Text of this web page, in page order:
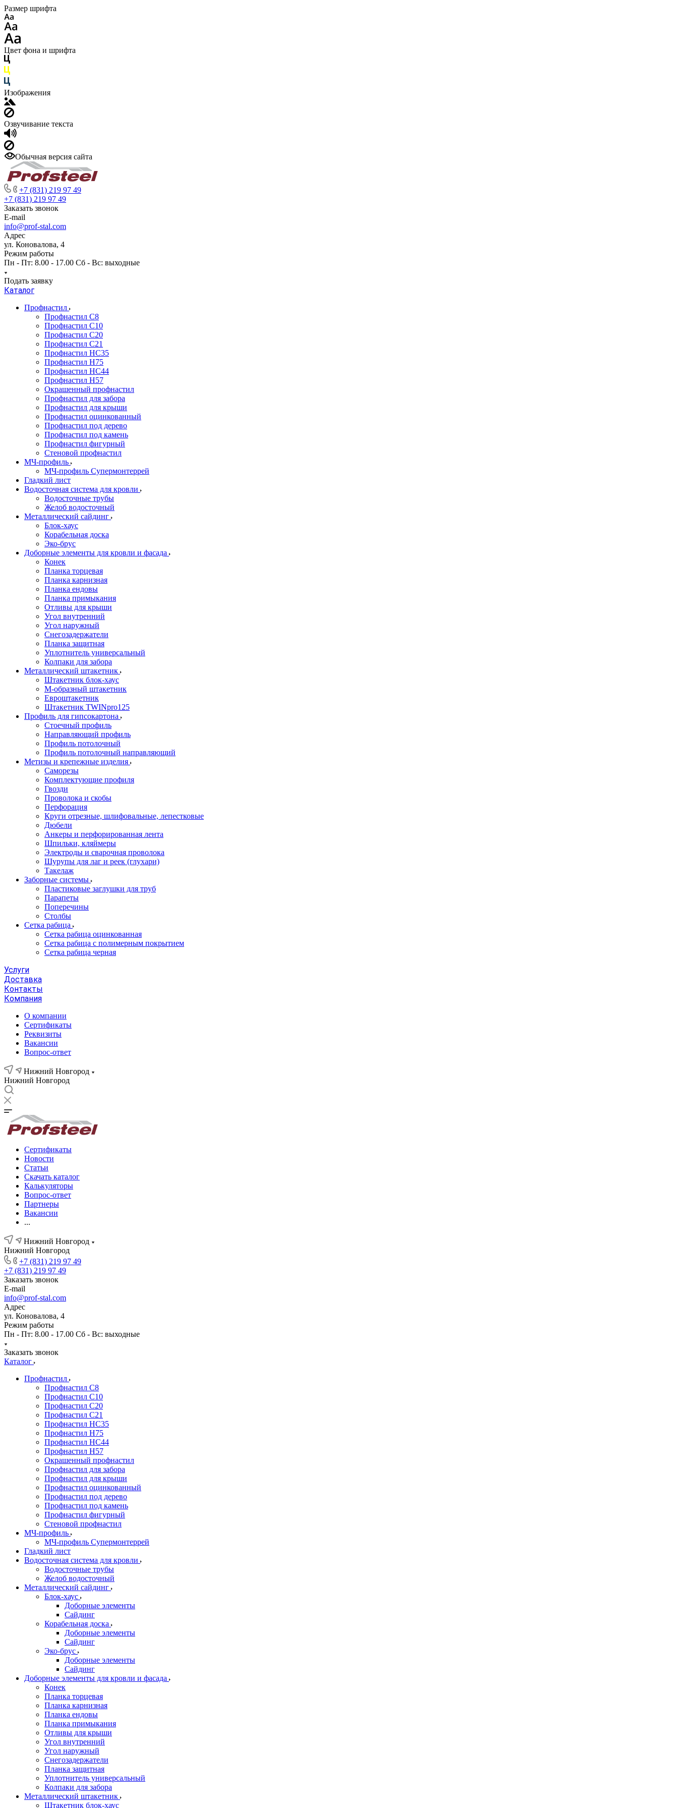
Размер шрифта
Цвет фона и шрифта
Изображения
Озвучивание текста
Обычная версия сайта
+7 (831) 219 97 49
+7 (831) 219 97 49
Заказать звонок
E-mail
info@prof-stal.com
Адрес
ул. Коновалова, 4
Режим работы
Пн - Пт: 8.00 - 17.00 Сб - Вс: выходные
Подать заявку
Каталог
Профнастил
Профнастил С8
Профнастил С10
Профнастил С20
Профнастил С21
Профнастил НС35
Профнастил Н75
Профнастил HC44
Профнастил Н57
Окрашенный профнастил
Профнастил для забора
Профнастил для крыши
Профнастил оцинкованный
Профнастил под дерево
Профнастил под камень
Профнастил фигурный
Стеновой профнастил
МЧ-профиль
МЧ-профиль Супермонтеррей
Гладкий лист
Водосточная система для кровли
Водосточные трубы
Желоб водосточный
Металлический сайдинг
Блок-хаус
Корабельная доска
Эко-брус
Доборные элементы для кровли и фасада
Конек
Планка торцевая
Планка карнизная
Планка ендовы
Планка примыкания
Отливы для крыши
Угол внутренний
Угол наружный
Снегозадержатели
Планка защитная
Уплотнитель универсальный
Колпаки для забора
Металлический штакетник
Штакетник блок-хаус
М-образный штакетник
Евроштакетник
Штакетник TWINpro125
Профиль для гипсокартона
Стоечный профиль
Направляющий профиль
Профиль потолочный
Профиль потолочный направляющий
Метизы и крепежные изделия
Саморезы
Комплектующие профиля
Гвозди
Проволока и скобы
Перфорация
Круги отрезные, шлифовальные, лепестковые
Дюбели
Анкеры и перфорированная лента
Шпильки, кляймеры
Электроды и сварочная проволока
Шурупы для лаг и реек (глухари)
Такелаж
Заборные системы
Пластиковые заглушки для труб
Парапеты
Поперечины
Столбы
Сетка рабица
Сетка рабица оцинкованная
Сетка рабица с полимерным покрытием
Сетка рабица черная
Услуги
Доставка
Контакты
Компания
О компании
Сертификаты
Реквизиты
Вакансии
Вопрос-ответ
Нижний Новгород
Нижний Новгород
Сертификаты
Новости
Статьи
Скачать каталог
Калькуляторы
Вопрос-ответ
Партнеры
Вакансии
...
Нижний Новгород
Нижний Новгород
+7 (831) 219 97 49
+7 (831) 219 97 49
Заказать звонок
E-mail
info@prof-stal.com
Адрес
ул. Коновалова, 4
Режим работы
Пн - Пт: 8.00 - 17.00 Сб - Вс: выходные
Заказать звонок
Каталог
Профнастил
Профнастил С8
Профнастил С10
Профнастил С20
Профнастил С21
Профнастил НС35
Профнастил Н75
Профнастил HC44
Профнастил Н57
Окрашенный профнастил
Профнастил для забора
Профнастил для крыши
Профнастил оцинкованный
Профнастил под дерево
Профнастил под камень
Профнастил фигурный
Стеновой профнастил
МЧ-профиль
МЧ-профиль Супермонтеррей
Гладкий лист
Водосточная система для кровли
Водосточные трубы
Желоб водосточный
Металлический сайдинг
Блок-хаус
Доборные элементы
Сайдинг
Корабельная доска
Доборные элементы
Сайдинг
Эко-брус
Доборные элементы
Сайдинг
Доборные элементы для кровли и фасада
Конек
Планка торцевая
Планка карнизная
Планка ендовы
Планка примыкания
Отливы для крыши
Угол внутренний
Угол наружный
Снегозадержатели
Планка защитная
Уплотнитель универсальный
Колпаки для забора
Металлический штакетник
Штакетник блок-хаус